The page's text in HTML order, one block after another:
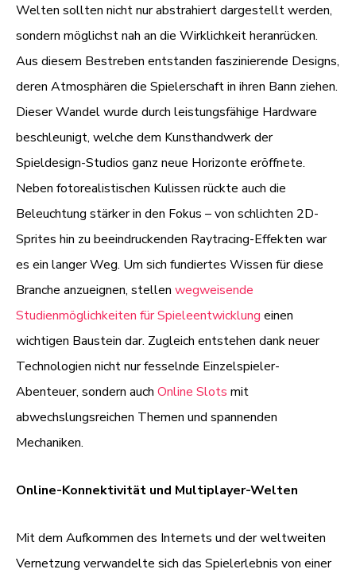
Welten sollten nicht nur abstrahiert dargestellt werden,
sondern möglichst nah an die Wirklichkeit heranrücken.
Aus diesem Bestreben entstanden faszinierende Designs,
deren Atmosphären die Spielerschaft in ihren Bann ziehen.
Dieser Wandel wurde durch leistungsfähige Hardware
beschleunigt, welche dem Kunsthandwerk der
Spieldesign-Studios ganz neue Horizonte eröffnete.
Neben fotorealistischen Kulissen rückte auch die
Beleuchtung stärker in den Fokus – von schlichten 2D-
Sprites hin zu beeindruckenden Raytracing-Effekten war
es ein langer Weg. Um sich fundiertes Wissen für diese
Branche anzueignen, stellen wegweisende
Studienmöglichkeiten für Spieleentwicklung einen
wichtigen Baustein dar. Zugleich entstehen dank neuer
Technologien nicht nur fesselnde Einzelspieler-
Abenteuer, sondern auch Online Slots mit
abwechslungsreichen Themen und spannenden
Mechaniken.
Online-Konnektivität und Multiplayer-Welten
Mit dem Aufkommen des Internets und der weltweiten
Vernetzung verwandelte sich das Spielerlebnis von einer